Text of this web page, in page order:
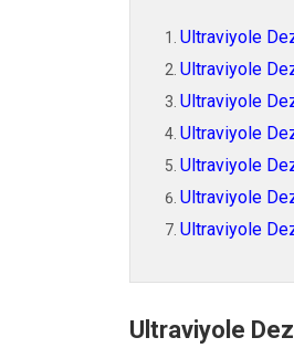
Ultraviyole
Ultraviyole
Ultraviyole
Ultraviyole
Ultraviyole
Ultraviyole
Ultraviyole
Ultraviyole